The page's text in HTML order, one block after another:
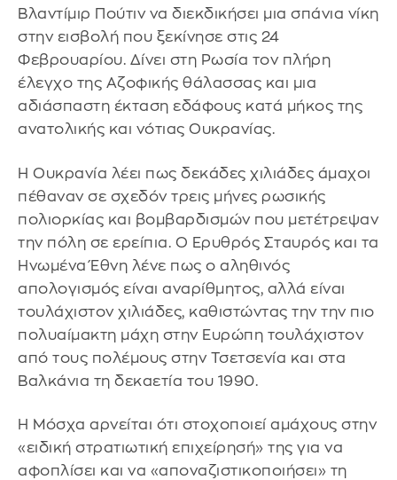
Βλαντίμιρ Πούτιν να διεκδικήσει μια σπάνια νίκη
στην εισβολή που ξεκίνησε στις 24
Φεβρουαρίου. Δίνει στη Ρωσία τον πλήρη
έλεγχο της Αζοφικής θάλασσας και μια
αδιάσπαστη έκταση εδάφους κατά μήκος της
ανατολικής και νότιας Ουκρανίας.
Η Ουκρανία λέει πως δεκάδες χιλιάδες άμαχοι
πέθαναν σε σχεδόν τρεις μήνες ρωσικής
πολιορκίας και βομβαρδισμών που μετέτρεψαν
την πόλη σε ερείπια. Ο Ερυθρός Σταυρός και τα
Ηνωμένα Έθνη λένε πως ο αληθινός
απολογισμός είναι αναρίθμητος, αλλά είναι
τουλάχιστον χιλιάδες, καθιστώντας την την πιο
πολυαίμακτη μάχη στην Ευρώπη τουλάχιστον
από τους πολέμους στην Τσετσενία και στα
Βαλκάνια τη δεκαετία του 1990.
Η Μόσχα αρνείται ότι στοχοποιεί αμάχους στην
«ειδική στρατιωτική επιχείρησή» της για να
αφοπλίσει και να «αποναζιστικοποιήσει» τη